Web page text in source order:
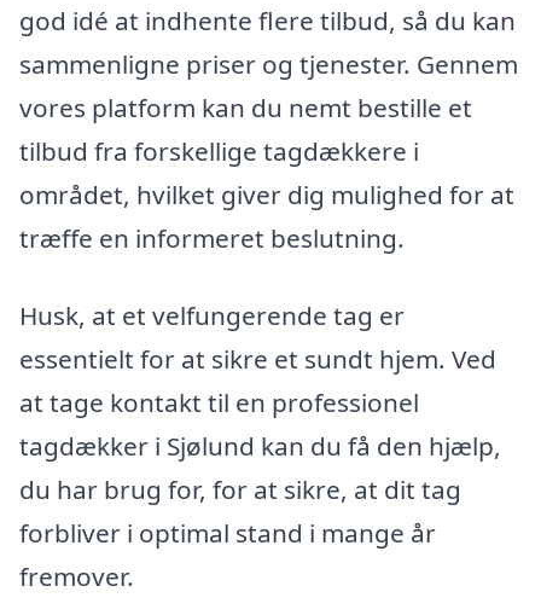
god idé at indhente flere tilbud, så du kan
sammenligne priser og tjenester. Gennem
vores platform kan du nemt bestille et
tilbud fra forskellige tagdækkere i
området, hvilket giver dig mulighed for at
træffe en informeret beslutning.
Husk, at et velfungerende tag er
essentielt for at sikre et sundt hjem. Ved
at tage kontakt til en professionel
tagdækker i Sjølund kan du få den hjælp,
du har brug for, for at sikre, at dit tag
forbliver i optimal stand i mange år
fremover.